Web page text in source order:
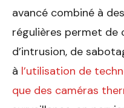
avancé combiné à
régulières permet de
d’intrusion, de
à l’utilisation de
que des caméras